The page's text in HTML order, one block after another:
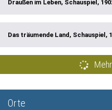
Draußen im Leben, Schauspiel,
Das träumende Land, Schauspiel,
Orte